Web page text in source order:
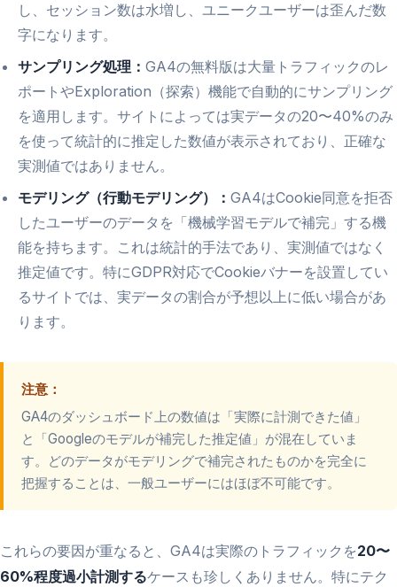
し、セッション数は水増し、ユニークユーザーは歪んだ数
字になります。
サンプリング処理： GA4の無料版は大量トラフィックのレ
ポートやExploration（探索）機能で自動的にサンプリング
を適用します。サイトによっては実データの20〜40%のみ
を使って統計的に推定した数値が表示されており、正確な
実測値ではありません。
モデリング（行動モデリング）： GA4はCookie同意を拒否
したユーザーのデータを「機械学習モデルで補完」する機
能を持ちます。これは統計的手法であり、実測値ではなく
推定値です。特にGDPR対応でCookieバナーを設置してい
るサイトでは、実データの割合が予想以上に低い場合があ
ります。
注意：
GA4のダッシュボード上の数値は「実際に計測できた値」
と「Googleのモデルが補完した推定値」が混在していま
す。どのデータがモデリングで補完されたものかを完全に
把握することは、一般ユーザーにはほぼ不可能です。
これらの要因が重なると、GA4は実際のトラフィックを20〜
60%程度過小計測するケースも珍しくありません。特にテク